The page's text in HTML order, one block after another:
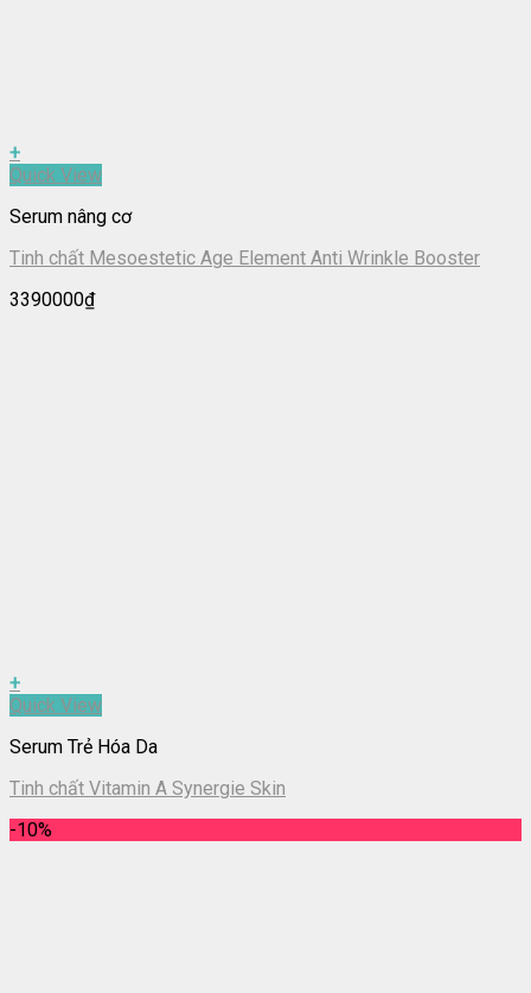
+
Quick View
Serum nâng cơ
Tinh chất Mesoestetic Age Element Anti Wrinkle Booster
3390000₫
+
Quick View
Serum Trẻ Hóa Da
Tinh chất Vitamin A Synergie Skin
-10%